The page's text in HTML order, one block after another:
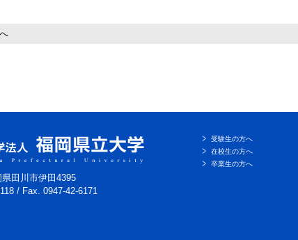
田川市伊田4395
/ Fax. 0947-42-6171
受験生の方へ
在校生の方へ
卒業生の方へ